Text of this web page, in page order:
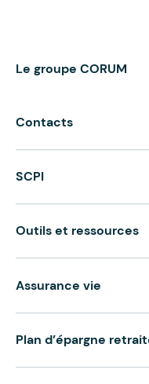
Le groupe CORUM
Contacts
SCPI
Outils et ressources
Assurance vie
Plan d’épargne